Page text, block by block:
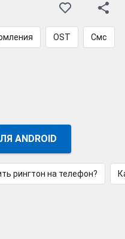
OST Смс
ANDROID
рингтон на телефон?